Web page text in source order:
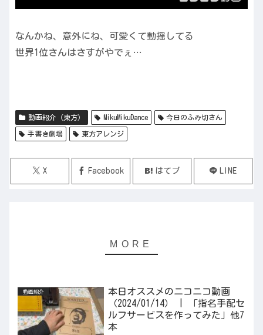
なんかね、意外にね、可愛くて動揺してる
世界1位さんはさすがやでぇ…
動画紹介（東方） MikuMikuDance 今日のふみ切さん
手書き劇場 東方アレンジ
X Facebook はてブ LINE
動画紹介
本日オススメのニコニコ動画
（2024/01/14） | 「指名手配セ
ルフサービスを作ってみた」他7
本